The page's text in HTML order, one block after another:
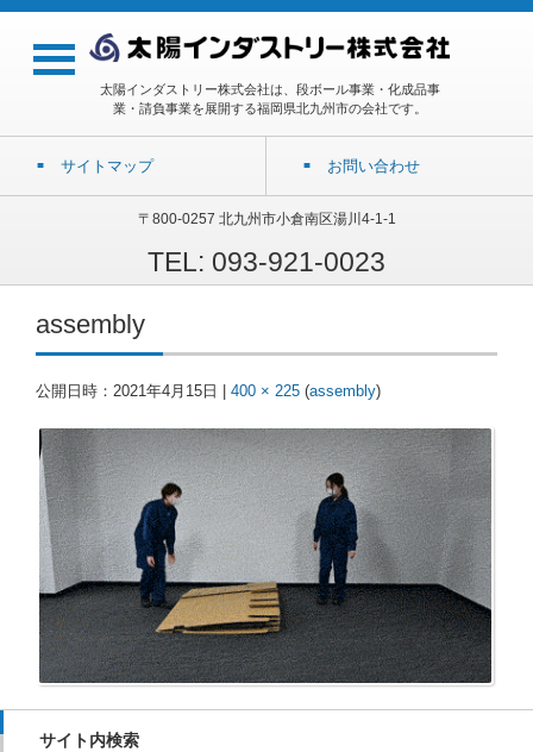
太陽インダストリー株式会社は、段ボール事業・化成品事
業・請負事業を展開する福岡県北九州市の会社です。
サイトマップ お問い合わせ
〒800-0257 北九州市小倉南区湯川4-1-1
TEL: 093-921-0023
assembly
公開日時： 2021年4月15日 400 × 225 (assembly)
サイト内検索